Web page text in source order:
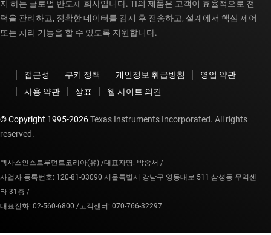
지 하는 글로벌 반도체 회사입니다. TI의 제품은 고객이 효율적으로 전
력을 관리하고, 정확한 데이터를 감지 후 전송하고, 설계에서 핵심 제어
또는 처리 기능을 할 수 있도록 지원합니다.
접근성 쿠키 정책 개인정보 취급방침
영업 약관
사용 약관
상표 웹 사이트 의견
© Copyright 1995-2026Texas Instruments Incorporated. All rights
reserved.
텍사스인스트루먼트코리아(유) /대표자명: 박중서 /
사업자 등록번호: 120-81-03090 서울특별시 강남구 영동대로 511 삼성동 무역센
타 31층 /
대표전화: 02-560-6800 /고객센터: 070-766-32297